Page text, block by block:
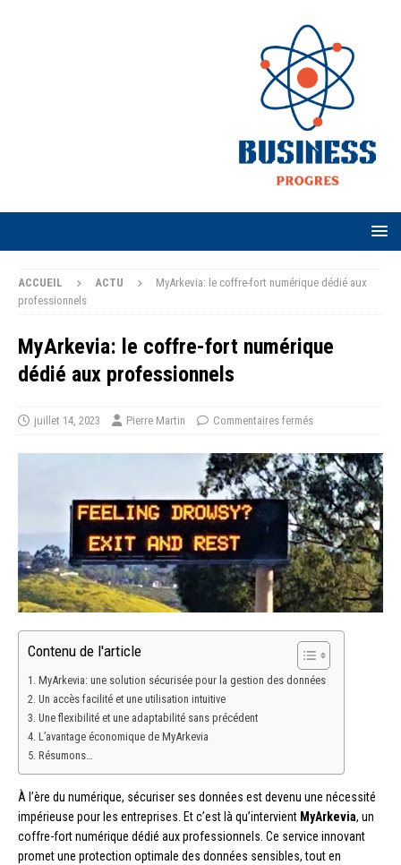
ACCUEIL ACTU
MyArkevia: le coffre-fort numérique dédié aux
professionnels
MyArkevia: le coffre-fort numérique
dédié aux professionnels
juillet 14, 2023 Pierre Martin Commentaires fermés
Contenu de l'article
MyArkevia: une solution sécurisée pour la gestion des données
Un accès facilité et une utilisation intuitive
Une flexibilité et une adaptabilité sans précédent
L’avantage économique de MyArkevia
Résumons…
À l’ère du numérique, sécuriser ses données est devenu une nécessité
impérieuse pour les entreprises. Et c’est là qu’intervient MyArkevia, un
coffre-fort numérique dédié aux professionnels. Ce service innovant
promet une protection optimale des données sensibles, tout en